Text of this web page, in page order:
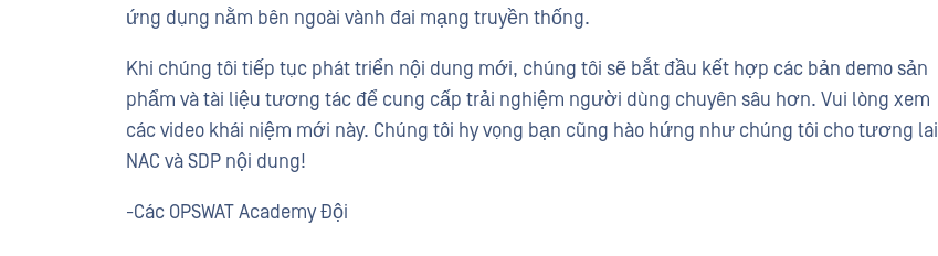
ứng dụng nằm bên ngoài vành đai mạng truyền thống.
Khi chúng tôi tiếp tục phát triển nội dung mới, chúng tôi sẽ bắt đầu kết hợp các bản demo sản
phẩm và tài liệu tương tác để cung cấp trải nghiệm người dùng chuyên sâu hơn. Vui lòng xem
các video khái niệm mới này. Chúng tôi hy vọng bạn cũng hào hứng như chúng tôi cho tương lai
NAC và SDP nội dung!
-Các OPSWAT Academy Đội